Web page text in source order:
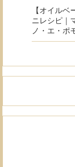
【オイルベ
ニレシピ｜
ノ・エ・ポ